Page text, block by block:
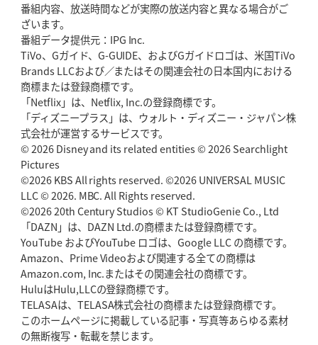
2026年5月21日(木)更新
狭山RG、ライチェル海遥スタッフ入り
ッション
2026年5月14日(木)更新
神戸、1位通過の立役者レタリック
「悲運の闘将」宮地克実氏死去 熱血指導で埼玉WKの基礎築く
2026年4月30日(木)更新
BR東京、「ユニバーサルデー」の意義「特別からノーマルへ」が最終
ゴール
2026年4月23日(木)更新
元代表ラピース、今季限りで引退「クボタは10年いた自分のホーム」
2026年4月16日(木)更新
BL東京「強化拠点」を「共有財産」に新クラブハウスは「皆に開かれ
た空間」
番組内容、放送時間などが実際の放送内容と異なる場合がご
ざいます。
番組データ提供元：IPG Inc.
TiVo、Gガイド、G-GUIDE、およびGガイドロゴは、米国TiVo
Brands LLCおよび／またはその関連会社の日本国内における
商標または登録商標です。
「Netflix」は、Netflix, Inc.の登録商標です。
「ディズニープラス」は、ウォルト・ディズニー・ジャパン株
式会社が運営するサービスです。
© 2026 Disney and its related entities © 2026 Searchlight
Pictures
©2026 KBS All rights reserved. ©2026 UNIVERSAL MUSIC
LLC © 2026. MBC. All Rights reserved.
©2026 20th Century Studios © KT StudioGenie Co., Ltd
「DAZN」は、DAZN Ltd.の商標または登録商標です。
YouTube およびYouTube ロゴは、Google LLC の商標です。
Amazon、Prime Videoおよび関連する全ての商標は
Amazon.com, Inc.またはその関連会社の商標です。
HuluはHulu,LLCの登録商標です。
TELASAは、TELASA株式会社の商標または登録商標です。
このホームページに掲載している記事・写真等あらゆる素材
の無断複写・転載を禁じます。